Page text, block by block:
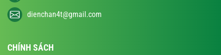
dienchan4t@gmail.com
CHÍNH SÁCH